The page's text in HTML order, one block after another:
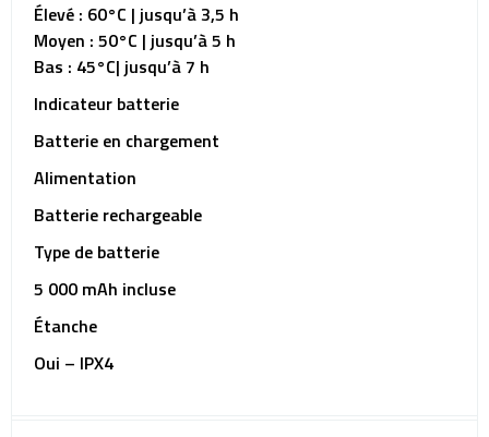
Élevé : 60°C | jusqu’à 3,5 h
Moyen : 50°C | jusqu’à 5 h
Bas : 45°C| jusqu’à 7 h
Indicateur batterie
Batterie en chargement
Alimentation
Batterie rechargeable
Type de batterie
5 000 mAh incluse
Étanche
Oui – IPX4